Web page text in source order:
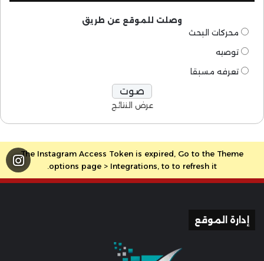
وصلت للموقع عن طريق
محركات البحث
توصيه
تعرفه مسبقا
عرض النتائج
The Instagram Access Token is expired, Go to the Theme
options page > Integrations, to to refresh it.
إدارة الموقع